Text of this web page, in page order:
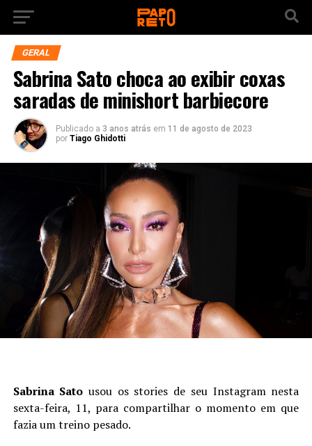
GERAL
Sabrina Sato choca ao exibir coxas
saradas de minishort barbiecore
Publicado a 3 anos atrás em 11 de agosto de 2023
por Tiago Ghidotti
Sabrina Sato usou os stories de seu Instagram nesta
sexta-feira, 11, para compartilhar o momento em que
fazia um treino pesado.